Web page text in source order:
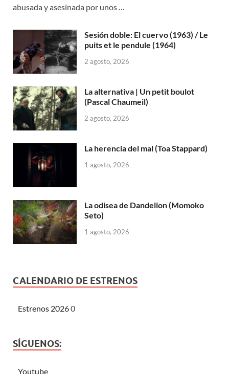
abusada y asesinada por unos …
Sesión doble: El cuervo (1963) / Le
puits et le pendule (1964)
2 agosto, 2026
La alternativa | Un petit boulot
(Pascal Chaumeil)
2 agosto, 2026
La herencia del mal (Toa Stappard)
1 agosto, 2026
La odisea de Dandelion (Momoko
Seto)
1 agosto, 2026
CALENDARIO DE ESTRENOS
Estrenos 20260
SÍGUENOS:
Youtube